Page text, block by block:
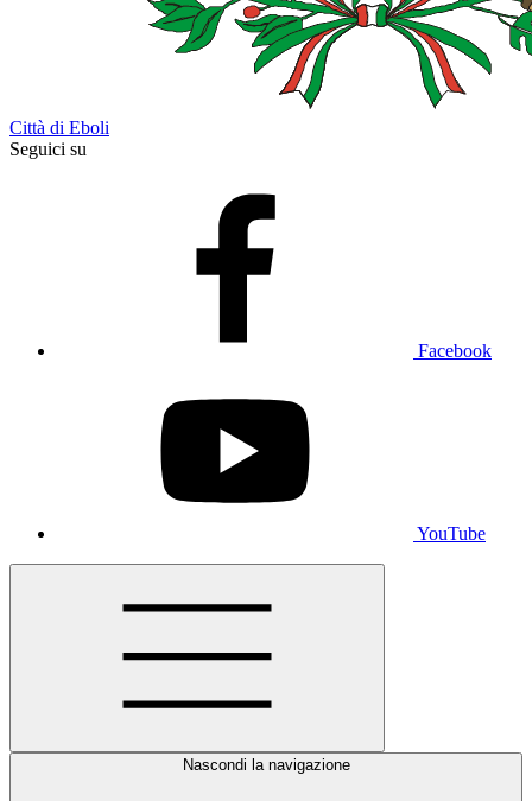
Città di Eboli
Seguici su
Facebook
YouTube
Nascondi la navigazione